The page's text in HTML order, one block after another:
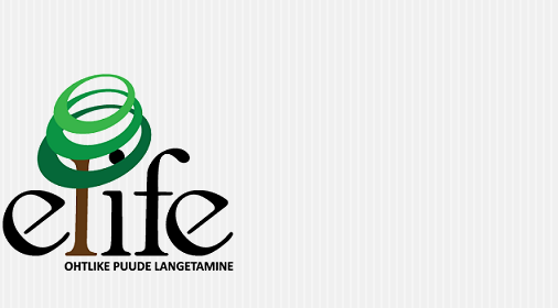
hoolduslõikus, kändude freesimine, multilift kallur